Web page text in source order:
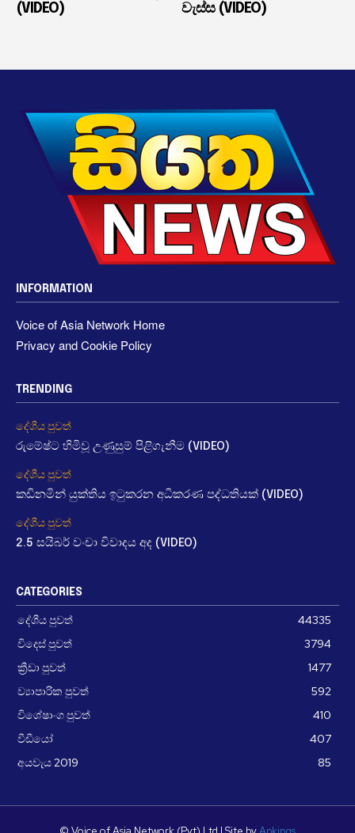
(VIDEO)
වැස්ස (VIDEO)
INFORMATION
Voice of Asia Network Home
Privacy and Cookie Policy
TRENDING
දේශීය පුවත්
රුමේෂ්ට හිමිවූ උණුසුම් පිළිගැනීම (VIDEO)
දේශීය පුවත්
කඩිනමින් යුක්තිය ඉටුකරන අධිකරණ පද්ධතියක් (VIDEO)
දේශීය පුවත්
2.5 සයිබර් වංචා විවාදය අද (VIDEO)
CATEGORIES
දේශීය පුවත්
44335
විදෙස් පුවත්
3794
ක්‍රීඩා පුවත්
1477
ව්‍යාපාරික පුවත්
592
විශේෂාංග පුවත්
410
වීඩීයෝ
407
අයවැය 2019
85